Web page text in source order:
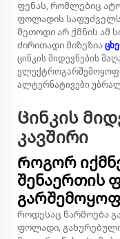
ფენას, რომლებიც
ფოლადის
მეთოდი არ ქმნის ამ
ძირითადი მიზეზია
ცინკის მიდევნების
ალტერნატივები
Ცინკის
კავშირი
Როგორ
შენაერთის
Როდესაც წარმოება
ფოლადი,